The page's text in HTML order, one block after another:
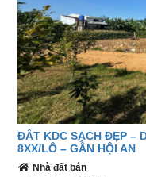
ĐẤT KDC SẠCH ĐẸP –
8XX/LÔ – GẦN HỘI AN
Nhà đất bán